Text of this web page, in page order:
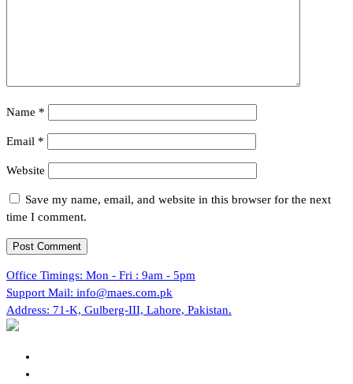
Name *
Email *
Website
Save my name, email, and website in this browser for the next
time I comment.
Office Timings: Mon - Fri : 9am - 5pm
Support Mail: info@maes.com.pk
Address: 71-K, Gulberg-III, Lahore, Pakistan.